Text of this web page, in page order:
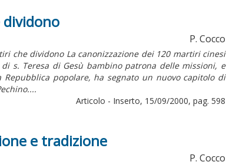
dividono
P. Cocco
che dividono La canonizzazione dei 120 martiri cinesi
s. Teresa di Gesù bambino patrona delle missioni, e
popolare, ha segnato un nuovo capitolo di
Articolo - Inserto, 15/09/2000, pag. 598
e tradizione
P. Cocco